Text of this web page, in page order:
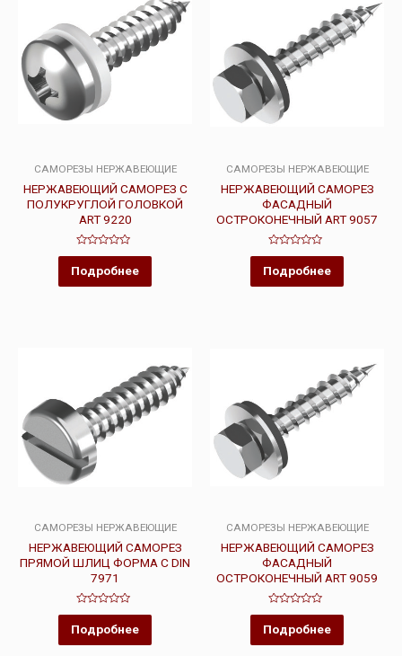
САМОРЕЗЫ НЕРЖАВЕЮЩИЕ
НЕРЖАВЕЮЩИЙ САМОРЕЗ С
ПОЛУКРУГЛОЙ ГОЛОВКОЙ
ART 9220
Оценка
из
Подробнее
САМОРЕЗЫ НЕРЖАВЕЮЩИЕ
НЕРЖАВЕЮЩИЙ САМОРЕЗ
ФАСАДНЫЙ
ОСТРОКОНЕЧНЫЙ ART 9057
Оценка
из
Подробнее
САМОРЕЗЫ НЕРЖАВЕЮЩИЕ
НЕРЖАВЕЮЩИЙ САМОРЕЗ
ПРЯМОЙ ШЛИЦ ФОРМА С DIN
7971
Оценка
из
Подробнее
САМОРЕЗЫ НЕРЖАВЕЮЩИЕ
НЕРЖАВЕЮЩИЙ САМОРЕЗ
ФАСАДНЫЙ
ОСТРОКОНЕЧНЫЙ ART 9059
Оценка
из
Подробнее